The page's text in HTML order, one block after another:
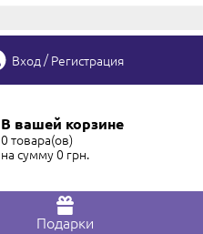
Вход /Регистрация
В вашей корзине
0 товара(ов)
на сумму0 грн.
Подарки